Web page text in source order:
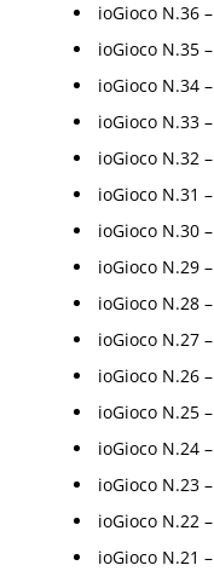
ioGioco N.36 –
ioGioco N.35 –
ioGioco N.34 –
ioGioco N.33 –
ioGioco N.32 –
ioGioco N.31 –
ioGioco N.30 –
ioGioco N.29 –
ioGioco N.28 –
ioGioco N.27 –
ioGioco N.26 –
ioGioco N.25 –
ioGioco N.24 –
ioGioco N.23 –
ioGioco N.22 –
ioGioco N.21 –